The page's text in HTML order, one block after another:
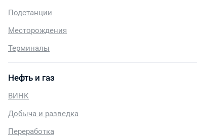
Подстанции
Месторождения
Терминалы
Нефть и газ
ВИНК
Добыча и разведка
Переработка